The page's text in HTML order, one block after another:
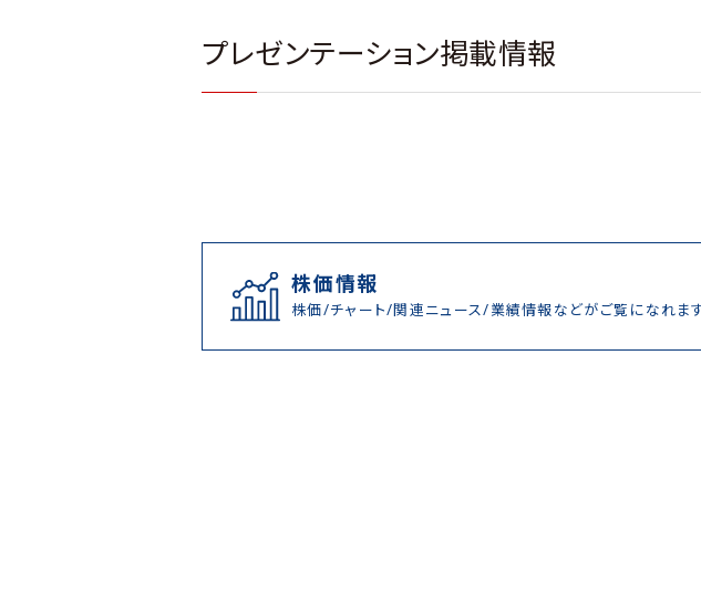
プレゼンテーション掲載情報
株価情報
株価/チャート/関連ニュース/業績情報などがご覧になれます